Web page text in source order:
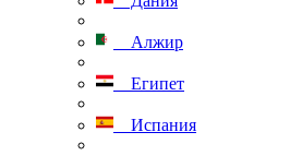
Алжир
Египет
Испания